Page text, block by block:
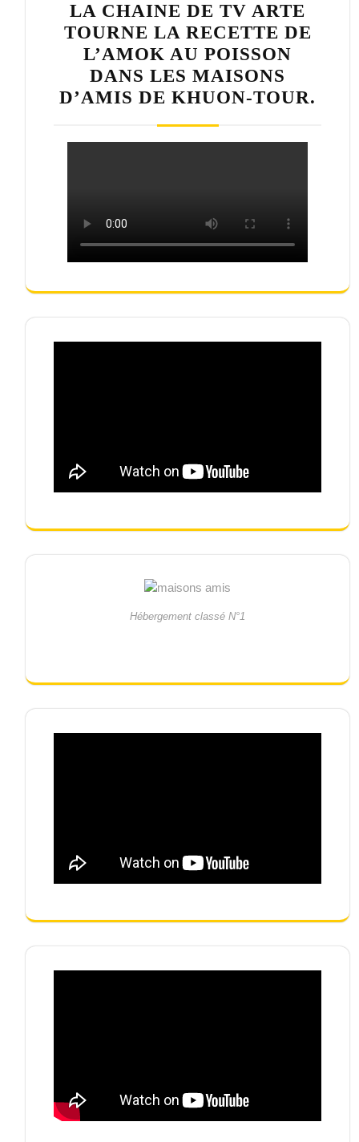
LA CHAINE DE TV ARTE
TOURNE LA RECETTE DE
L’AMOK AU POISSON
DANS LES MAISONS
D’AMIS DE KHUON-TOUR.
Hébergement classé N°1